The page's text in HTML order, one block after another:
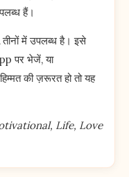
हैं।
तीनों में उपलब्ध है। इसे
पर भेजें, या
की ज़रूरत हो तो यह
Life, Love